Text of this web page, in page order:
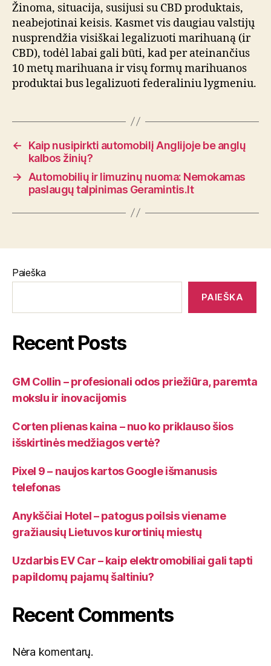
Žinoma, situacija, susijusi su CBD produktais,
neabejotinai keisis. Kasmet vis daugiau valstijų
nusprendžia visiškai legalizuoti marihuaną (ir
CBD), todėl labai gali būti, kad per ateinančius
10 metų marihuana ir visų formų marihuanos
produktai bus legalizuoti federaliniu lygmeniu.
←
Kaip nusipirkti automobilį Anglijoje be anglų
kalbos žinių?
→
Automobilių ir limuzinų nuoma: Nemokamas
paslaugų talpinimas Geramintis.lt
Paieška
PAIEŠKA
Recent Posts
GM Collin – profesionali odos priežiūra, paremta
mokslu ir inovacijomis
Corten plienas kaina – nuo ko priklauso šios
išskirtinės medžiagos vertė?
Pixel 9 – naujos kartos Google išmanusis
telefonas
Anykščiai Hotel – patogus poilsis viename
gražiausių Lietuvos kurortinių miestų
Uzdarbis EV Car – kaip elektromobiliai gali tapti
papildomų pajamų šaltiniu?
Recent Comments
Nėra komentarų.